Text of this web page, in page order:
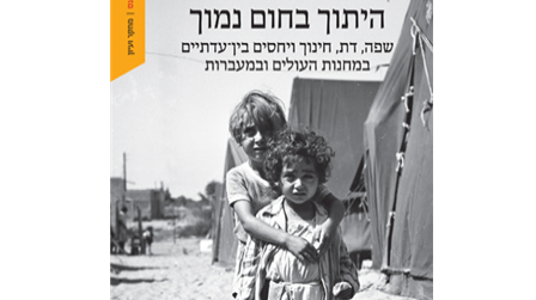
הילה שלם בהרד